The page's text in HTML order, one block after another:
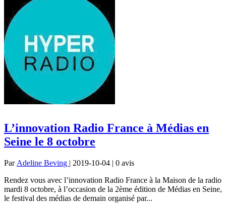
L’innovation Radio France à Médias en
Seine le 8 octobre
Par Adeline Beving | 2019-10-04 | 0 avis
Rendez vous avec l’innovation Radio France à la Maison de la radio
mardi 8 octobre, à l’occasion de la 2ème édition de Médias en Seine,
le festival des médias de demain organisé par...